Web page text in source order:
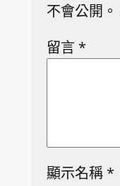
不會公開。
留言 *
顯示名稱 *